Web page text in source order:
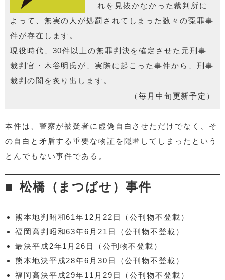
れを見抜かなかった裁判所に
よって、無実の人が処罰されてしまった数々の冤罪事
件が存在します。
現役時代、30件以上の無罪判決を確定させた元刑事
裁判官・木谷明氏が、実際に起こった事件から、刑事
裁判の闇を炙り出します。
（毎月中旬更新予定）
本件は、警察が被疑者に虚偽自白させただけでなく、そ
の自白と矛盾する重要な物証を隠匿してしまったという
とんでもない事件である。
松橋（まつばせ）事件
熊本地判昭和61年12月22日（公刊物不登載）
福岡高判昭和63年6月21日（公刊物不登載）
最決平成2年1月26日（公刊物不登載）
熊本地決平成28年6月30日（公刊物不登載）
福岡高決平成29年11月29日（公刊物不登載）